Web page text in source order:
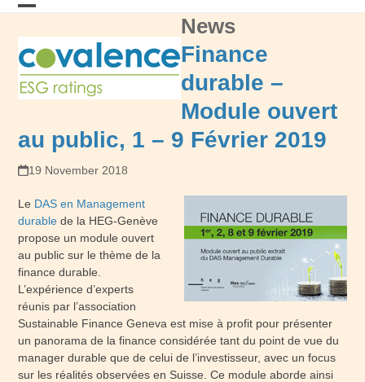
Skip
mobile
menu
mobile
menu
News
Finance
durable –
Module ouvert
au public, 1 – 9 Février 2019
19 November 2018
Le DAS en Management
durable de la HEG-Genève
propose un module ouvert
au public sur le thème de la
finance durable.
L’expérience d’experts
réunis par l’association
Sustainable Finance Geneva est mise à profit pour présenter
un panorama de la finance considérée tant du point de vue du
manager durable que de celui de l’investisseur, avec un focus
sur les réalités observées en Suisse. Ce module aborde ainsi